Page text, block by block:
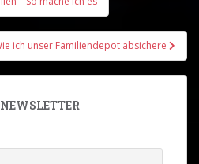
ich unser Familiendepot absichere